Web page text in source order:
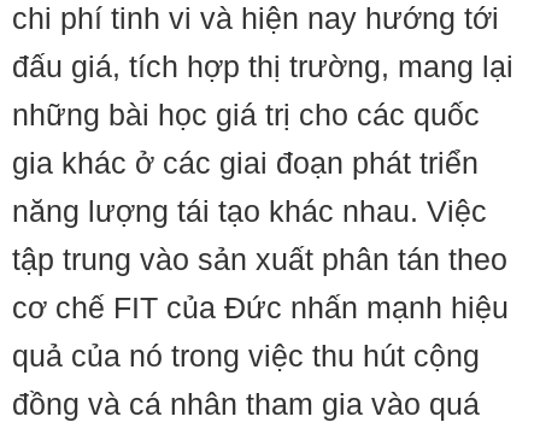
chi phí tinh vi và hiện nay hướng tới
đấu giá, tích hợp thị trường, mang lại
những bài học giá trị cho các quốc
gia khác ở các giai đoạn phát triển
năng lượng tái tạo khác nhau. Việc
tập trung vào sản xuất phân tán theo
cơ chế FIT của Đức nhấn mạnh hiệu
quả của nó trong việc thu hút cộng
đồng và cá nhân tham gia vào quá